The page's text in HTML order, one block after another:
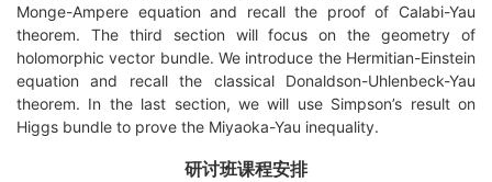
Monge-Ampere equation and recall the proof of Calabi-Yau
theorem. The third section will focus on the geometry of
holomorphic vector bundle. We introduce the Hermitian-Einstein
equation and recall the classical Donaldson-Uhlenbeck-Yau
theorem. In the last section, we will use Simpson’s result on
Higgs bundle to prove the Miyaoka-Yau inequality.
研讨班课程安排